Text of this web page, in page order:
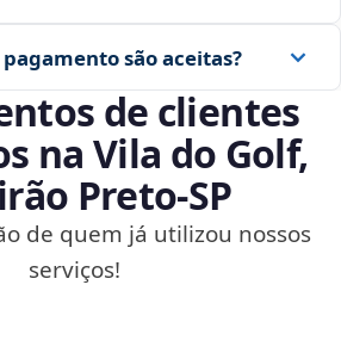
são aceitas?
de clientes
na Vila do Golf,
Preto‑SP
de quem já utilizou nossos
serviços!